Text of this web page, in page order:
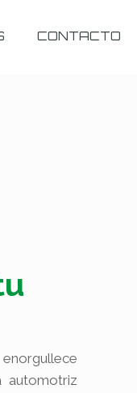
CONTACTO
automotriz